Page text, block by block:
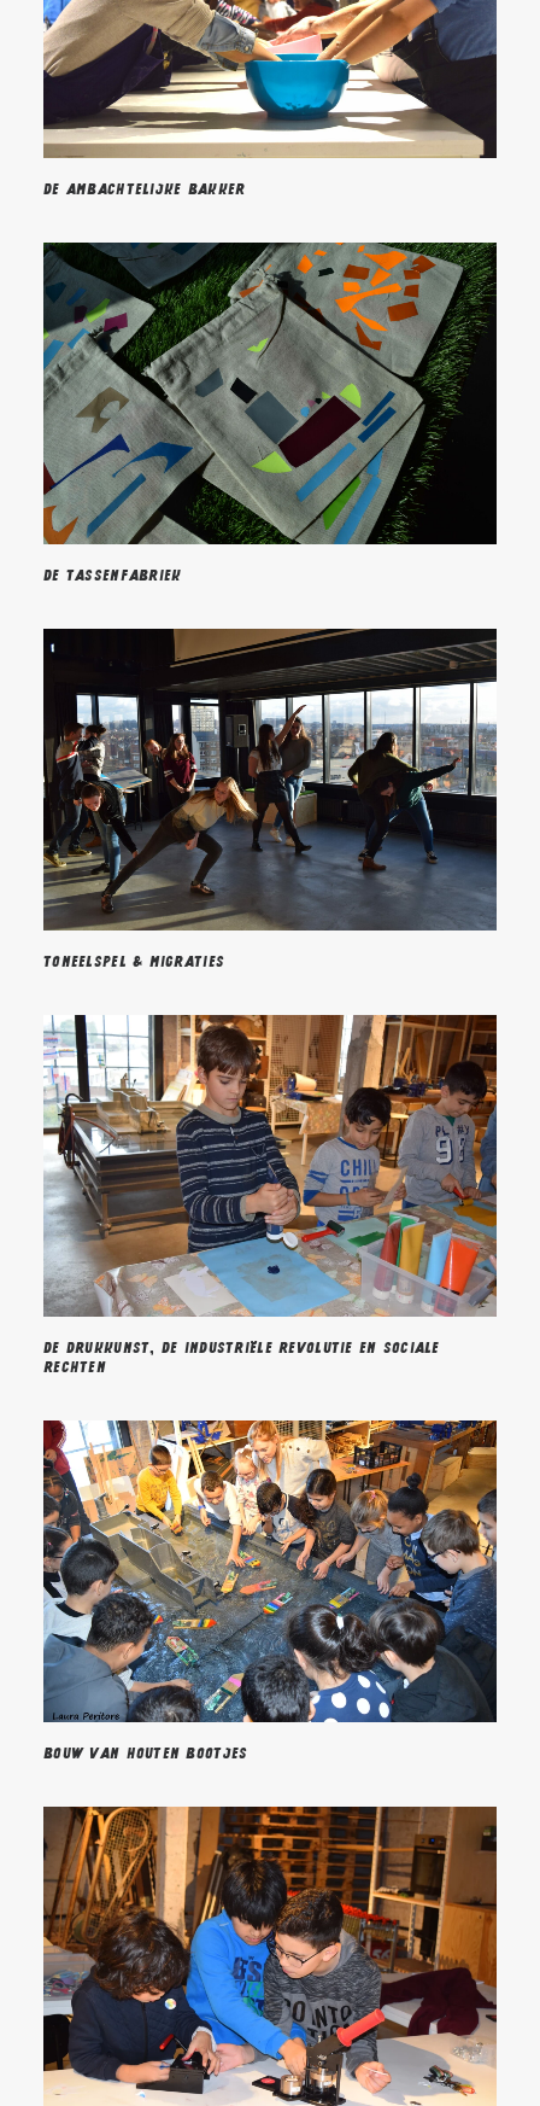
De ambachtelijke bakker
De tassenfabriek
Toneelspel & Migraties
De drukkunst, de industriële revolutie en sociale
rechten
Bouw van houten bootjes